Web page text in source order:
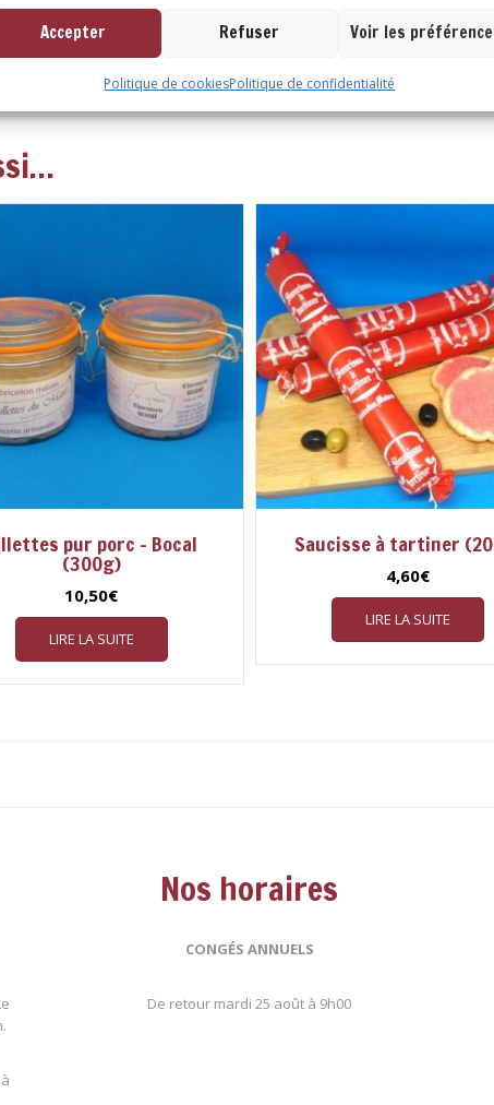
Accepter Refuser Voir les
Politique de cookiesPolitique de confidentialité
pur porc – Bocal
(300g)
10,50€
LIRE LA SUITE
Saucisse à tartiner
4,60€
LIRE LA SUITE
Nos horaires
CONGÉS ANNUELS
De retour mardi 25 août à 9h00